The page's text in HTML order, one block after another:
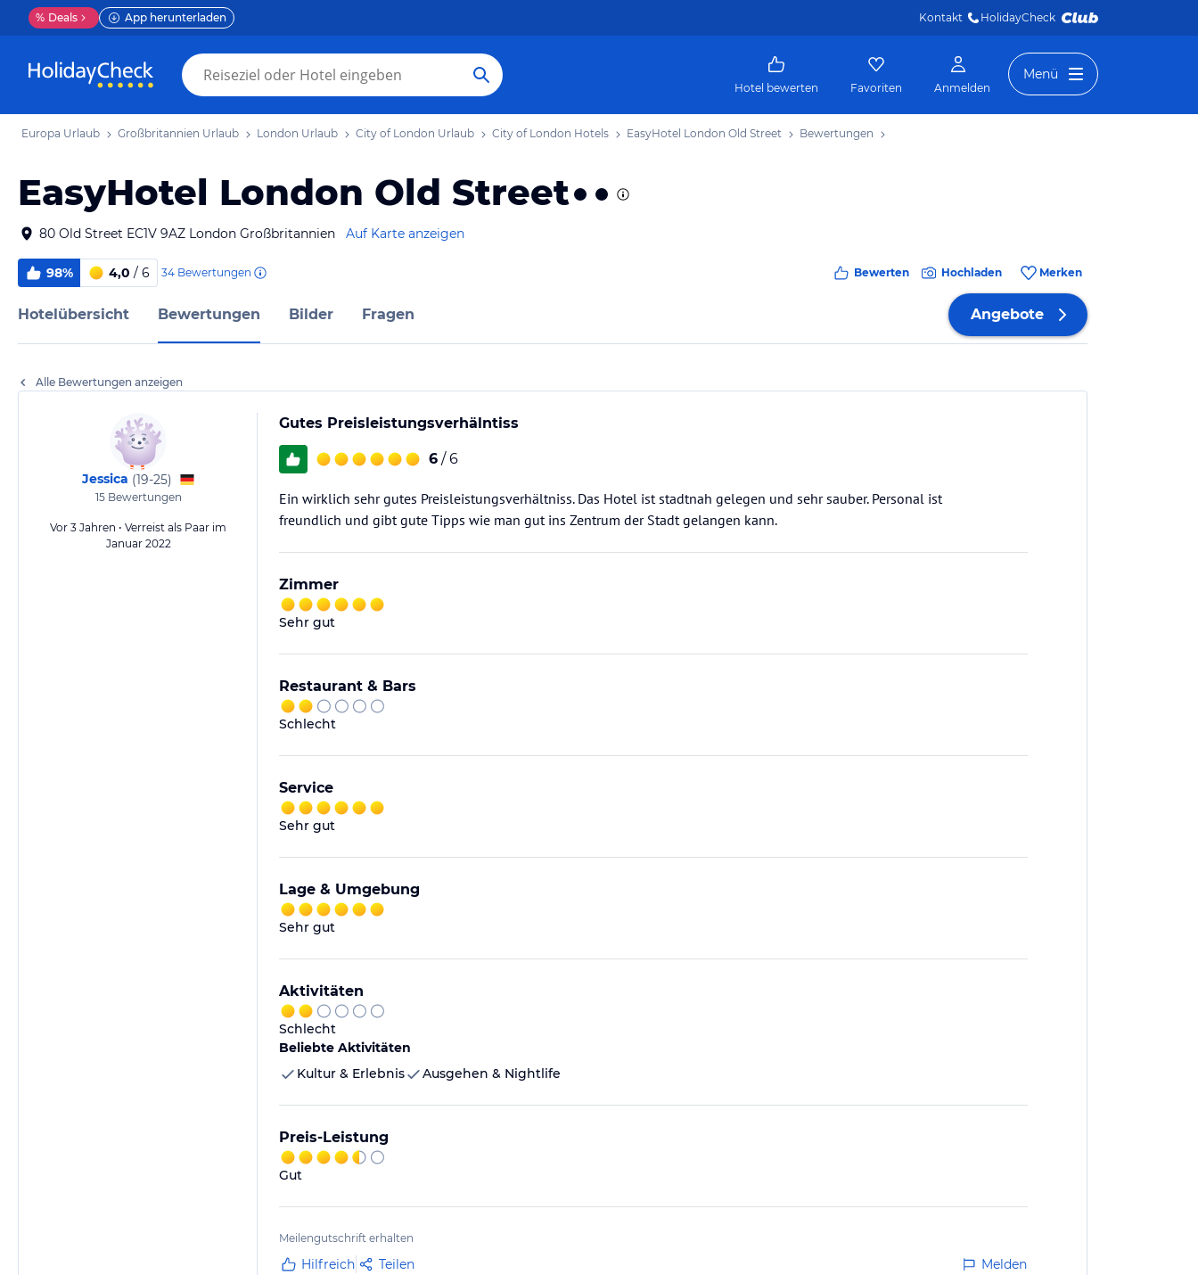
% Deals App herunterladen Kontakt HolidayCheck
Hotel bewerten Favoriten Anmelden
Menü
Europa Urlaub Großbritannien Urlaub London Urlaub City of London Urlaub City of London Hotels EasyHotel London Old Street Bewertungen
EasyHotel London Old Street
80 Old Street EC1V 9AZ London Großbritannien Auf Karte anzeigen
98% 4,0 / 6 34 Bewertungen Bewerten Hochladen Merken
Hotelübersicht Bewertungen Bilder Fragen Angebote
Alle Bewertungen anzeigen
Jessica (19-25)
15Bewertungen
Vor 3 Jahren • Verreist als Paar im
Januar 2022
Gutes Preisleistungsverhälntiss
6 / 6
Ein wirklich sehr gutes Preisleistungsverhältniss. Das Hotel ist stadtnah gelegen und sehr sauber. Personal ist
freundlich und gibt gute Tipps wie man gut ins Zentrum der Stadt gelangen kann.
Zimmer
Sehr gut
Restaurant & Bars
Schlecht
Service
Sehr gut
Lage & Umgebung
Sehr gut
Aktivitäten
Schlecht
Beliebte Aktivitäten
Kultur & Erlebnis
Ausgehen & Nightlife
Preis-Leistung
Gut
Meilengutschrift erhalten
Hilfreich Teilen Melden